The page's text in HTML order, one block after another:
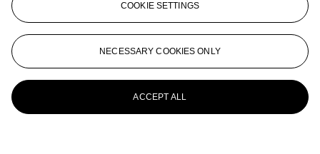
COOKIE SETTINGS
NECESSARY COOKIES ONLY
ACCEPT ALL